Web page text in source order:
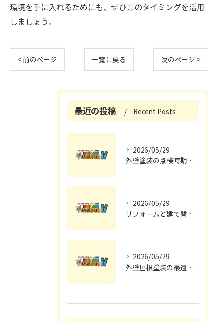
環境を手に入れるためにも、ぜひこのタイミングを活用
しましょう。
< 前のページ 一覧に戻る 次のページ >
最近の投稿 Recent Posts
2026/05/29
外壁塗装の点検時期と施工の最適タイミング
2026/05/29
リフォームと建て替えの費用と注意点完全解説
2026/05/29
外壁屋根塗装の最適メンテナンス時期